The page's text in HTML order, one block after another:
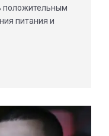
положительным
питания и